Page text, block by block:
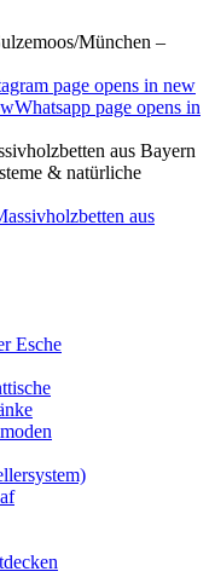
München –
page opens in new
Whatsapp page opens in
aus Bayern
& natürliche
Esche